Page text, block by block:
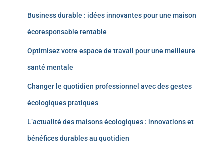
Business durable : idées innovantes pour une maison
écoresponsable rentable
Optimisez votre espace de travail pour une meilleure
santé mentale
Changer le quotidien professionnel avec des gestes
écologiques pratiques
L’actualité des maisons écologiques : innovations et
bénéfices durables au quotidien